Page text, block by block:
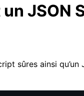
JSON
sûres ainsi qu’un